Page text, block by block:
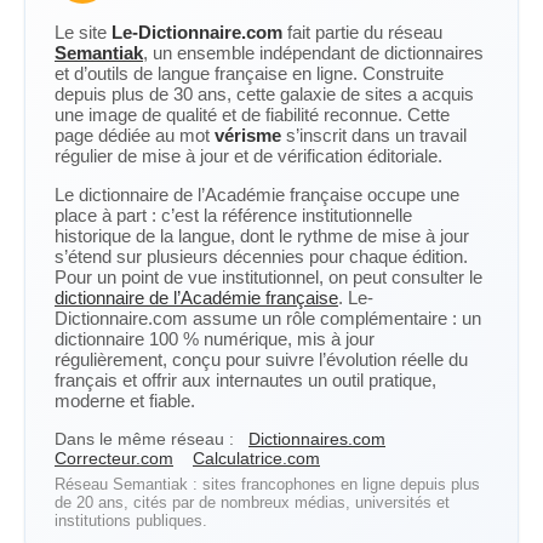
Le site Le-Dictionnaire.com fait partie du réseau
Semantiak, un ensemble indépendant de dictionnaires
et d’outils de langue française en ligne. Construite
depuis plus de 30 ans, cette galaxie de sites a acquis
une image de qualité et de fiabilité reconnue. Cette
page dédiée au mot vérisme s’inscrit dans un travail
régulier de mise à jour et de vérification éditoriale.
Le dictionnaire de l’Académie française occupe une
place à part : c’est la référence institutionnelle
historique de la langue, dont le rythme de mise à jour
s’étend sur plusieurs décennies pour chaque édition.
Pour un point de vue institutionnel, on peut consulter le
dictionnaire de l’Académie française. Le-
Dictionnaire.com assume un rôle complémentaire : un
dictionnaire 100 % numérique, mis à jour
régulièrement, conçu pour suivre l’évolution réelle du
français et offrir aux internautes un outil pratique,
moderne et fiable.
Dans le même réseau :
Dictionnaires.com
Correcteur.com
Calculatrice.com
Réseau Semantiak : sites francophones en ligne depuis plus
de 20 ans, cités par de nombreux médias, universités et
institutions publiques.